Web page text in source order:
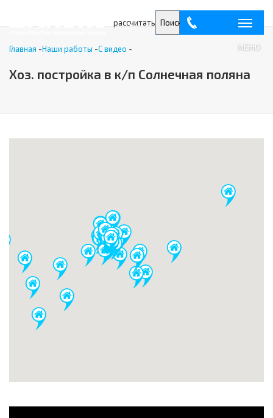
рассчитать
МЕНЮ
Поиск
Главная -Наши работы -С видео -
Хоз. постройка в к/п Солнечная поляна